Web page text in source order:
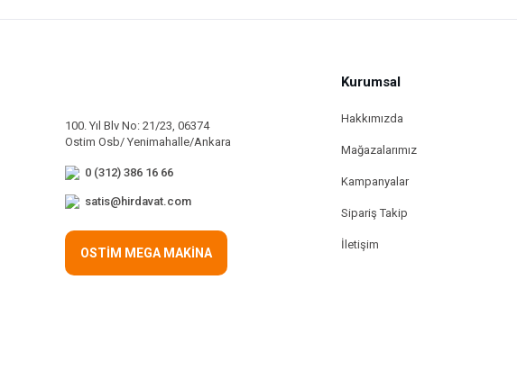
100. Yıl Blv No: 21/23, 06374
Ostim Osb/ Yenimahalle/Ankara
0 (312) 386 16 66
satis@hirdavat.com
OSTİM MEGA MAKİNA
Kurumsal
Hakkımızda
Mağazalarımız
Kampanyalar
Sipariş Takip
İletişim